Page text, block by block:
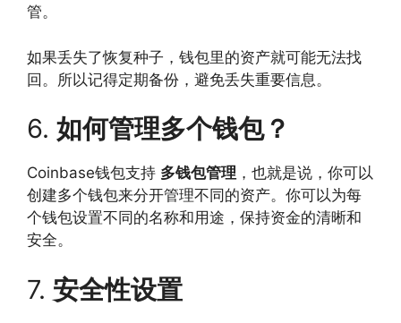
管。
如果丢失了恢复种子，钱包里的资产就可能无法找
回。所以记得定期备份，避免丢失重要信息。
6. 如何管理多个钱包？
Coinbase钱包支持 多钱包管理 ，也就是说，你可以
创建多个钱包来分开管理不同的资产。你可以为每
个钱包设置不同的名称和用途，保持资金的清晰和
安全。
7. 安全性设置